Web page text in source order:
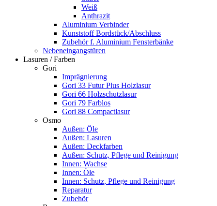
Weiß
Anthrazit
Aluminium Verbinder
Kunststoff Bordstück/Abschluss
Zubehör f. Aluminium Fensterbänke
Nebeneingangstüren
Lasuren / Farben
Gori
Imprägnierung
Gori 33 Futur Plus Holzlasur
Gori 66 Holzschutzlasur
Gori 79 Farblos
Gori 88 Compactlasur
Osmo
Außen: Öle
Außen: Lasuren
Außen: Deckfarben
Außen: Schutz, Pflege und Reinigung
Innen: Wachse
Innen: Öle
Innen: Schutz, Pflege und Reinigung
Reparatur
Zubehör